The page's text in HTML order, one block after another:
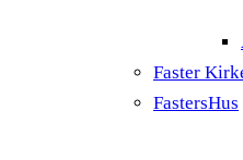
Faster
FastersHus